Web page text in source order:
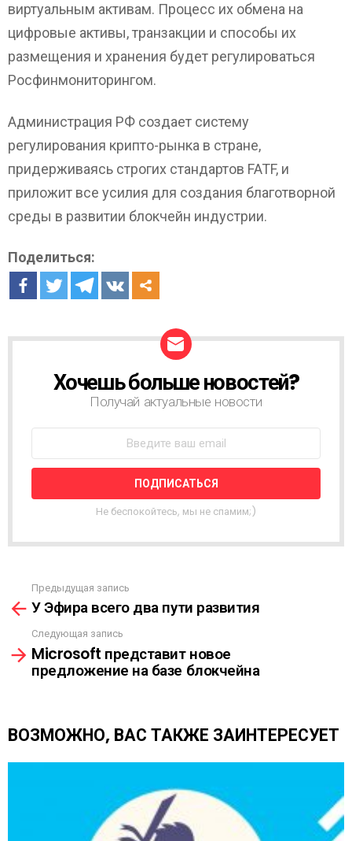
виртуальным активам. Процесс их обмена на
цифровые активы, транзакции и способы их
размещения и хранения будет регулироваться
Росфинмониторингом.
Администрация РФ создает систему
регулирования крипто-рынка в стране,
придерживаясь строгих стандартов FATF, и
приложит все усилия для создания благотворной
среды в развитии блокчейн индустрии.
Поделиться:
О
Т
Н
Я
А
С
Ы
Л
К
А
Хочешь больше новостей?
Получай актуальные новости
Не беспокойтесь, мы не спамим;)
м
р
е
щ
е
Предыдущая запись
У Эфира всего два пути развития
Следующая запись
Microsoft представит новое
предложение на базе блокчейна
ВОЗМОЖНО, ВАС ТАКЖЕ ЗАИНТЕРЕСУЕТ